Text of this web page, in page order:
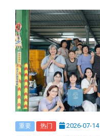
重要 热门 2026-07-14